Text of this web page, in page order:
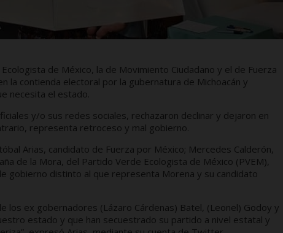
de México, la de Movimiento Ciudadano y el de Fuerza
la contienda electoral por la gubernatura de Michoacán y
necesita el estado.
y/o sus redes sociales, rechazaron declinar y dejaron en
representa retroceso y mal gobierno.
Arias, candidato de Fuerza por México; Mercedes Calderón,
de la Mora, del Partido Verde Ecologista de México (PVEM),
gobierno distinto al que representa Morena y su candidato
los ex gobernadores (Lázaro Cárdenas) Batel, (Leonel) Godoy y
estado y que han secuestrado su partido a nivel estatal y